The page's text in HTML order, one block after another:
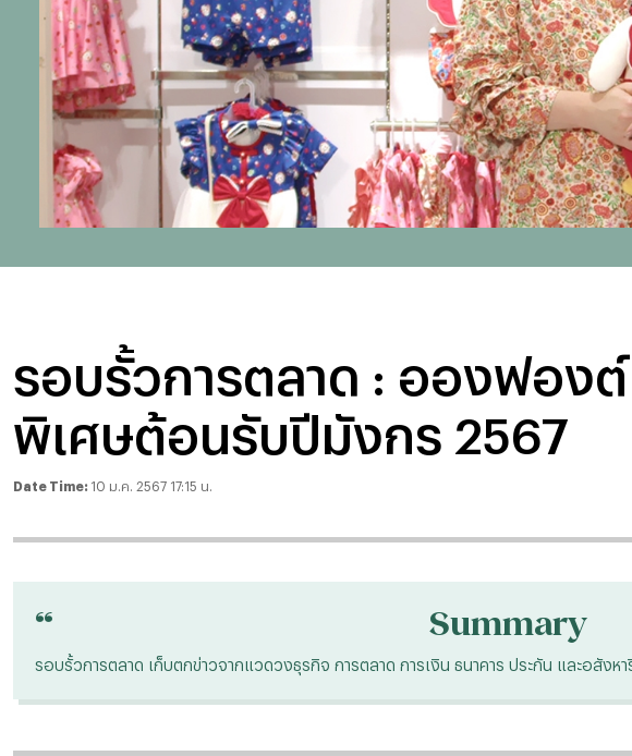
รอบรั้วการตลาด : อองฟอง
พิเศษต้อนรับปีมังกร 2567
Date Time: 10 ม.ค. 2567 17:15 น.
“ Summary
รอบรั้วการตลาด เก็บตกข่าวจากแวดวงธุรกิจ การตลาด การเงิน ธนาคาร ประกัน และอสัง